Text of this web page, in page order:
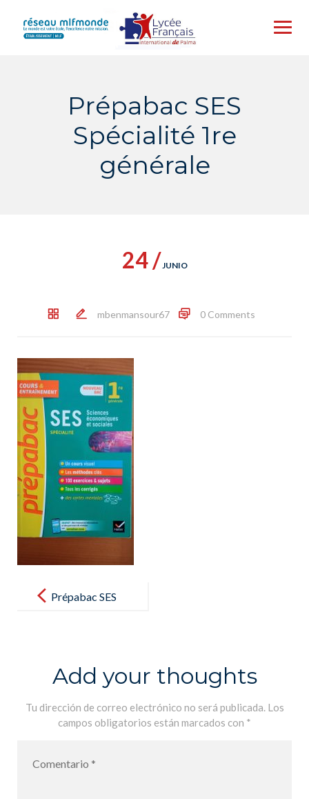
content
Prépabac SES
Spécialité 1re
générale
24 /JUNIO
mbenmansour67 0 Comments
navigationPrépabac SES
Add your thoughts
Tu dirección de correo electrónico no será publicada. Los
campos obligatorios están marcados con *